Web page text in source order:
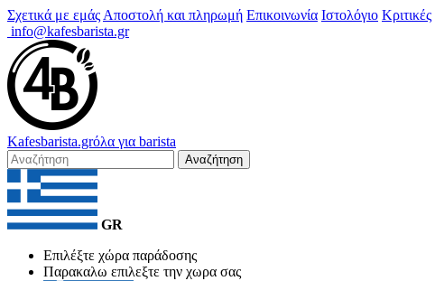
Σχετικά με εμάς Αποστολή και πληρωμή Επικοινωνία Ιστολόγιο Κριτικές
info@kafesbarista.gr
Kafesbarista.grόλα για barista
Αναζήτηση
GR
Επιλέξτε χώρα παράδοσης
Παρακαλω επιλεξτε την χωρα σας